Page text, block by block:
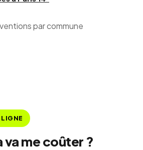
par commune
va me coûter ?